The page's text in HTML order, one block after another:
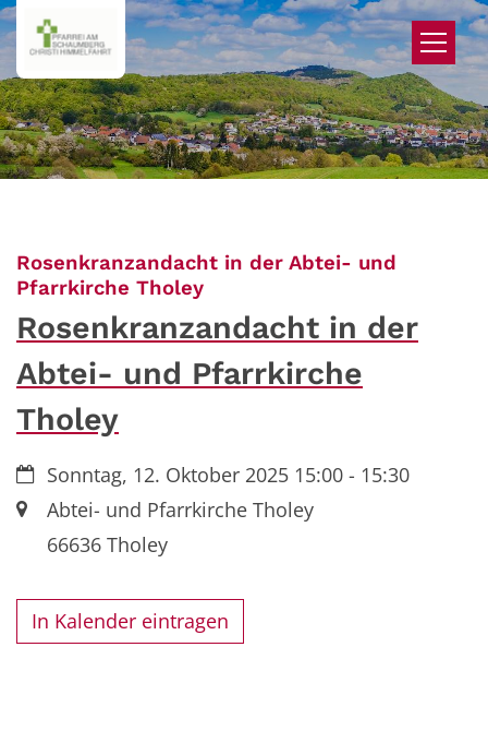
Zum Inhalt springen
Rosenkranzandacht in der Abtei- und
Pfarrkirche Tholey:
Rosenkranzandacht in der
Abtei- und Pfarrkirche
Tholey
Datum:Sonntag, 12. Oktober 2025 15:00 - 15:30
Ort:Abtei- und Pfarrkirche Tholey
66636Tholey
In Kalender eintragen